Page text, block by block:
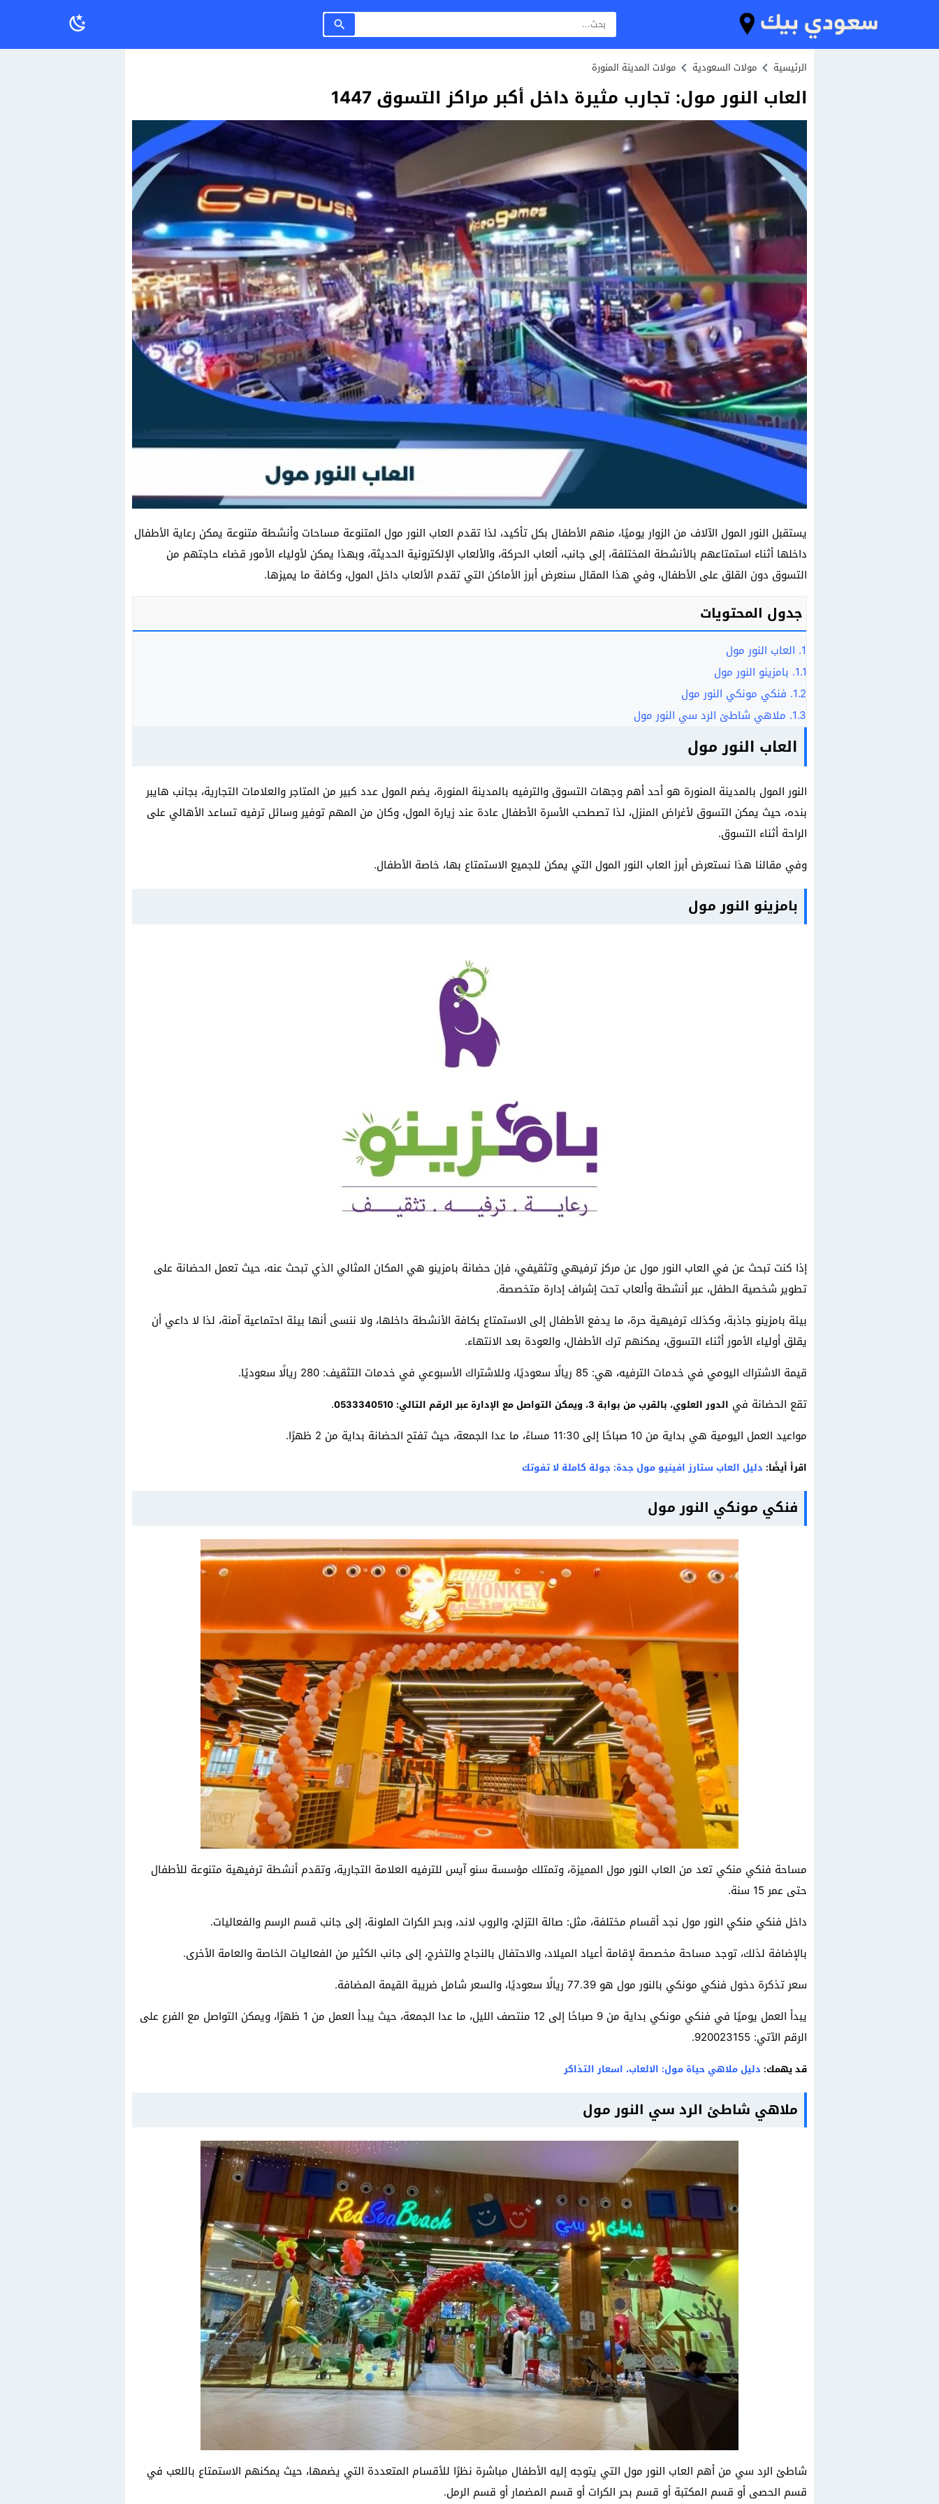
الرئيسية مولات السعودية مولات المدينة المنورة
العاب النور مول: تجارب مثيرة داخل أكبر مراكز التسوق 1447
يستقبل النور المول الآلاف من الزوار يوميًا، منهم الأطفال بكل تأكيد، لذا تقدم العاب النور مول المتنوعة مساحات وأنشطة متنوعة يمكن رعاية الأطفال
داخلها أثناء استمتاعهم بالأنشطة المختلفة، إلى جانب، ألعاب الحركة، والألعاب الإلكترونية الحديثة، وبهذا يمكن لأولياء الأمور قضاء حاجتهم من
التسوق دون القلق على الأطفال، وفي هذا المقال سنعرض أبرز الأماكن التي تقدم الألعاب داخل المول، وكافة ما يميزها.
جدول المحتويات
1. العاب النور مول
1.1. بامزينو النور مول
1.2. فنكي مونكي النور مول
1.3. ملاهي شاطئ الرد سي النور مول
العاب النور مول
النور المول بالمدينة المنورة هو أحد أهم وجهات التسوق والترفيه بالمدينة المنورة، يضم المول عدد كبير من المتاجر والعلامات التجارية، بجانب هايبر
بنده، حيث يمكن التسوق لأغراض المنزل، لذا تصطحب الأسرة الأطفال عادة عند زيارة المول، وكان من المهم توفير وسائل ترفيه تساعد الأهالي على
الراحة أثناء التسوق.
وفي مقالنا هذا نستعرض أبرز العاب النور المول التي يمكن للجميع الاستمتاع بها، خاصة الأطفال.
بامزينو النور مول
إذا كنت تبحث عن في العاب النور مول عن مركز ترفيهي وتثقيفي، فإن حضانة بامزينو هي المكان المثالي الذي تبحث عنه، حيث تعمل الحضانة على
تطوير شخصية الطفل، عبر أنشطة وألعاب تحت إشراف إدارة متخصصة.
بيئة بامزينو جاذبة، وكذلك ترفيهية حرة، ما يدفع الأطفال إلى الاستمتاع بكافة الأنشطة داخلها، ولا ننسى أنها بيئة احتماعية آمنة، لذا لا داعي أن
يقلق أولياء الأمور أثناء التسوق، يمكنهم ترك الأطفال، والعودة بعد الانتهاء.
قيمة الاشتراك اليومي في خدمات الترفيه، هي: 85 ريالًا سعوديًا، وللاشتراك الأسبوعي في خدمات التثقيف: 280 ريالًا سعوديًا.
تقع الحضانة في الدور العلوي، بالقرب من بوابة 3، ويمكن التواصل مع الإدارة عبر الرقم التالي: 0533340510
.
مواعيد العمل اليومية هي بداية من 10 صباحًا إلى 11:30 مساءً، ما عدا الجمعة، حيث تفتح الحضانة بداية من 2 ظهرًا.
اقرأ أيضًا: دليل العاب ستارز افينيو مول جدة: جولة كاملة لا تفوتك
فنكي مونكي النور مول
مساحة فنكي منكي تعد من العاب النور مول المميزة، وتمتلك مؤسسة سنو آيس للترفيه العلامة التجارية، وتقدم أنشطة ترفيهية متنوعة للأطفال
حتى عمر 15 سنة.
داخل فنكي منكي النور مول نجد أقسام مختلفة، مثل: صالة التزلج، والروب لاند، وبحر الكرات الملونة، إلى جانب قسم الرسم والفعاليات.
بالإضافة لذلك، توجد مساحة مخصصة لإقامة أعياد الميلاد، والاحتفال بالنجاح والتخرج، إلى جانب الكثير من الفعاليات الخاصة والعامة الأخرى.
سعر تذكرة دخول فنكي مونكي بالنور مول هو 77.39 ريالًا سعوديًا، والسعر شامل ضريبة القيمة المضافة.
يبدأ العمل يوميًا في فنكي مونكي بداية من 9 صباحًا إلى 12 منتصف الليل، ما عدا الجمعة، حيث يبدأ العمل من 1 ظهرًا، ويمكن التواصل مع الفرع على
الرقم الآتي: 920023155.
قد يهمك: دليل ملاهي حياة مول: الالعاب، اسعار التذاكر
ملاهي شاطئ الرد سي النور مول
شاطئ الرد سي من أهم العاب النور مول التي يتوجه إليه الأطفال مباشرة نظرًا للأقسام المتعددة التي يضمها، حيث يمكنهم الاستمتاع باللعب في
قسم الحصى أو قسم المكتبة أو قسم بحر الكرات أو قسم المضمار أو قسم الرمل.